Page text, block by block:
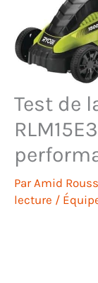
Test de
Par Amid
lecture /